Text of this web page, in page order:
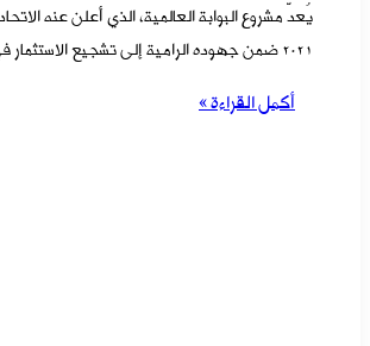
يُعدّ مشروع البوابة العالمية، الذي أعلن عنه
2021 ضمن جهوده الرامية إلى تشجيع الاستثمار في البنية…
أكمل القراءة »